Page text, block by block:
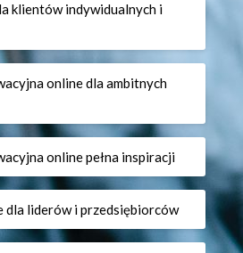
klientów indywidualnych i
online dla ambitnych
online pełna inspiracji
dla liderów i przedsiębiorców